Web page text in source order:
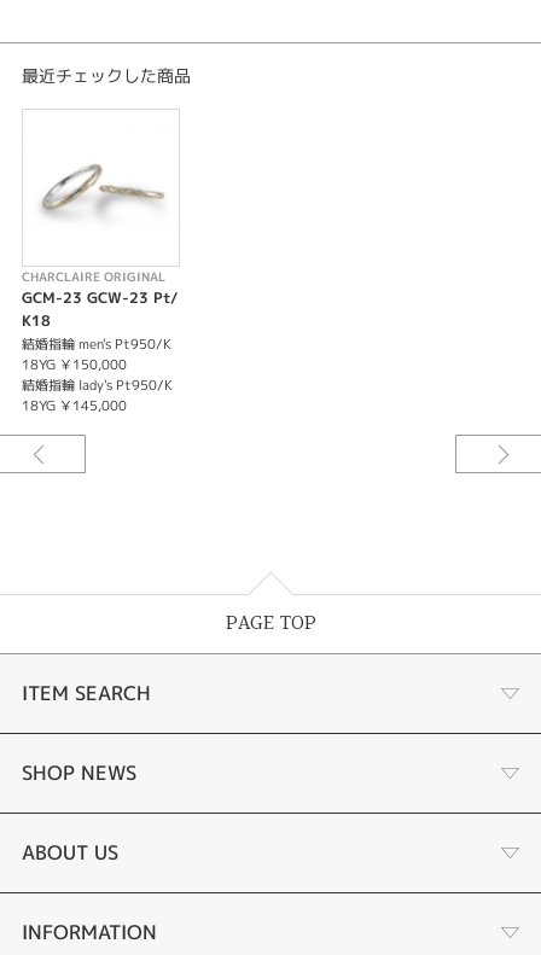
最近チェックした商品
CHARCLAIRE ORIGINAL
GCM-23 GCW-23 Pt/
K18
結婚指輪 men's Pt950/K
18YG ￥150,000
結婚指輪 lady's Pt950/K
18YG ￥145,000
PAGE TOP
ITEM SEARCH
婚約指輪
結婚指輪
セットリング
SHOP NEWS
お客様の声
ブランドリスト
ABOUT US
店舗情報・会社概要
INFORMATION